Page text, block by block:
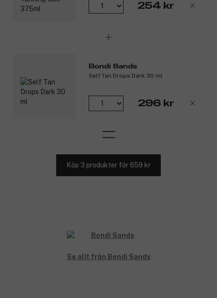
254 kr
Bondi Sands
Self Tan Drops Dark 30 ml
296 kr
Köp 3 produkter för 659 kr
Se allt från Bondi Sands